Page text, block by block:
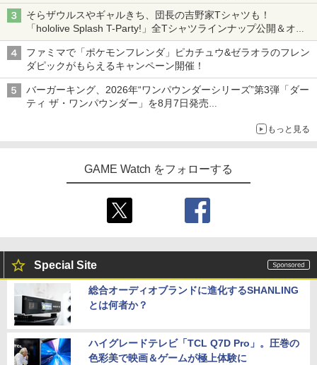
そらザウルスやギャルきち、団長の吉野家Tシャツも！
「hololive Splash T-Party!」全Tシャツラインナップ公開＆オン
ライン販売開始
ファミマで「ポケモンフレンダ」ピカチュウ&ゼラオラのフレン
ダピックがもらえるキャンペーン開催！
バーガーキング、2026年“ワンパウンダーシリーズ”第3弾「ダー
ティ ザ・ワンパウンダー」を8月7日発売
もっと見る
GAME Watch をフォローする
Special Site
総合オーディオブランドに進化するSHANLING
とは何者か？
ハイグレードテレビ「TCL Q7D Pro」。圧巻の
色彩美で映画＆ゲームが極上体験に